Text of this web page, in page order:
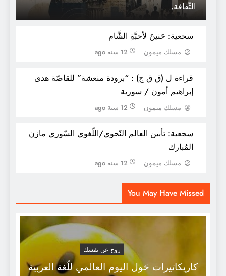
الثّقافة.
سحعية: حَنينٌ لأحبَّةِ الشَّام
مسلك ميمون 12 سنة ago
قراءة ل (ق ق ج) : “برودة منعشة” للقاصّة هدى
إبراهيم أمون / سورية
مسلك ميمون 12 سنة ago
سجعية: تأبين العالم النّحوي/اللّغوي السّوري مازن
المُبارك
مسلك ميمون 12 سنة ago
حروف الجرّ في العربية دراسة نحويّة
You May Have Missed
روح عن نفسك
كاريكاتيرات حَول اليوم العالمي للّغة العربية